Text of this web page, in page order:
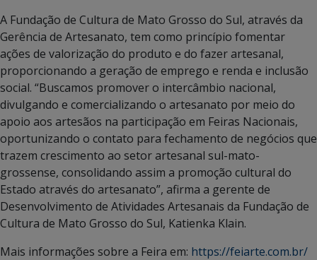
A Fundação de Cultura de Mato Grosso do Sul, através da
Gerência de Artesanato, tem como princípio fomentar
ações de valorização do produto e do fazer artesanal,
proporcionando a geração de emprego e renda e inclusão
social. “Buscamos promover o intercâmbio nacional,
divulgando e comercializando o artesanato por meio do
apoio aos artesãos na participação em Feiras Nacionais,
oportunizando o contato para fechamento de negócios que
trazem crescimento ao setor artesanal sul-mato-
grossense, consolidando assim a promoção cultural do
Estado através do artesanato”, afirma a gerente de
Desenvolvimento de Atividades Artesanais da Fundação de
Cultura de Mato Grosso do Sul, Katienka Klain.
Mais informações sobre a Feira em: https://feiarte.com.br/